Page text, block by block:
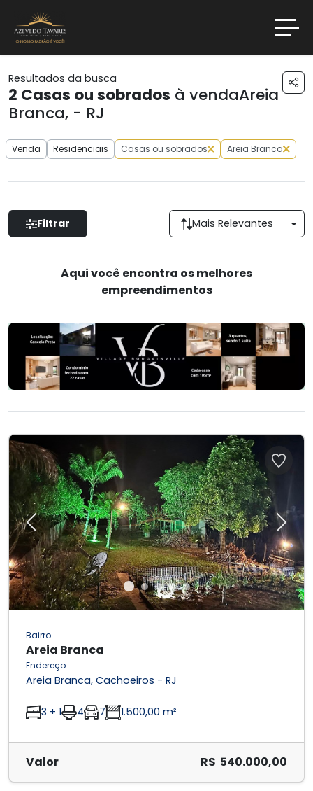
Resultados da busca
2 Casas ou sobrados à vendaAreia
Branca, - RJ
Venda Residenciais Casas ou sobrados Areia Branca
Filtrar Mais Relevantes
Aqui você encontra os melhores
empreendimentos
Previous Next
Bairro
Areia Branca
Endereço
Areia Branca, Cachoeiros - RJ
3 + 1 4 7 1.500,00 m²
Valor R$ 540.000,00